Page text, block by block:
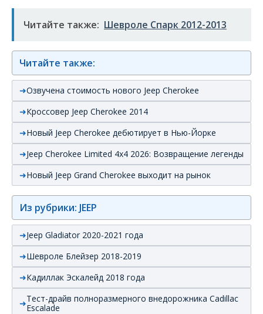
Читайте также: Шевроле Спарк 2012-2013
Читайте также:
Озвучена стоимость нового Jeep Cherokee
Кроссовер Jeep Cherokee 2014
Новый Jeep Cherokee дебютирует в Нью-Йорке
Jeep Cherokee Limited 4x4 2026: Возвращение легенды
Новый Jeep Grand Cherokee выходит на рынок
Из рубрики: JEEP
Jeep Gladiator 2020-2021 года
Шевроле Блейзер 2018-2019
Кадиллак Эскалейд 2018 года
Тест-драйв полноразмерного внедорожника Cadillac
Escalade